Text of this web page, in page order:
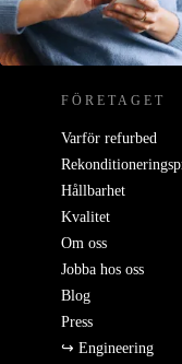
REFURBED
FÖRETAGET
Varför refurbed
Hållbarhet
Kvalitet
Om oss
Jobba hos oss
Blog
Press
↪ Engineering